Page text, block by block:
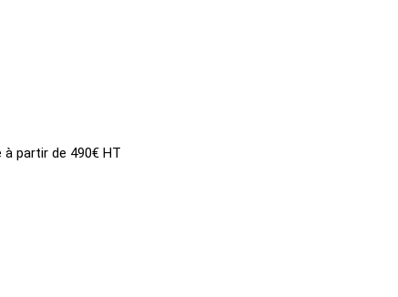
partir de 490€ HT